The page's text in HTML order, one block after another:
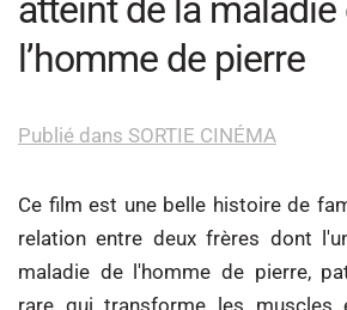
atteint de la maladie
l’homme de pierre
Publié dans SORTIE CINÉMA
Ce film est une belle histoire de
relation entre deux frères dont
maladie de l'homme de pierre,